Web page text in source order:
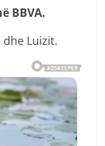
BBVA.
Luizit.